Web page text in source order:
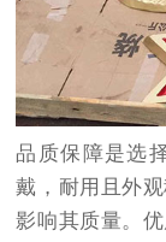
品质保障是选
戴，耐用且外
影响其质量。